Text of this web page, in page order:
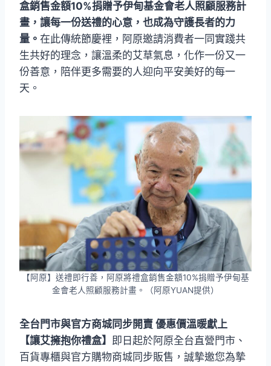
盒銷售金額10%捐贈予伊甸基金會老人照顧服務計
畫，讓每一份送禮的心意，也成為守護長者的力
量。 在此傳統節慶裡，阿原邀請消費者一同實踐共
生共好的理念，讓溫柔的艾草氣息，化作一份又一
份善意，陪伴更多需要的人迎向平安美好的每一
天。
【阿原】送禮即行善，阿原將禮盒銷售金額10%捐贈予伊甸基
金會老人照顧服務計畫。（阿原YUAN提供）
全台門市與官方商城同步開賣 優惠價溫暖獻上
【讓艾擁抱你禮盒】 即日起於阿原全台直營門市、
百貨專櫃與官方購物商城同步販售，誠摯邀您為摯